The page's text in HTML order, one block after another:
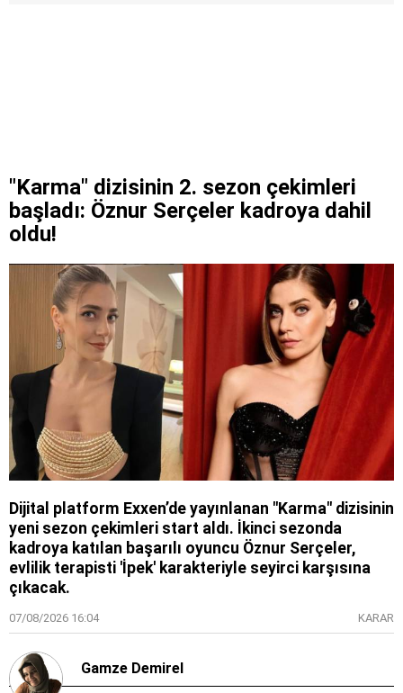
"Karma" dizisinin 2. sezon çekimleri
başladı: Öznur Serçeler kadroya dahil
oldu!
Dijital platform Exxen’de yayınlanan "Karma" dizisinin
yeni sezon çekimleri start aldı. İkinci sezonda
kadroya katılan başarılı oyuncu Öznur Serçeler,
evlilik terapisti 'İpek' karakteriyle seyirci karşısına
çıkacak.
07/08/2026 16:04 KARAR
Gamze Demirel